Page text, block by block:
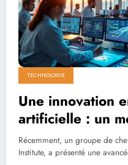
TECHNOLOGIE
Une innovation
artificielle : un
génome de
existantes
Récemment, un groupe de
Institute, a présenté une